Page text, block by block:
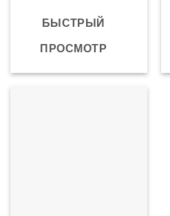
БЫСТРЫЙ
ПРОСМОТР